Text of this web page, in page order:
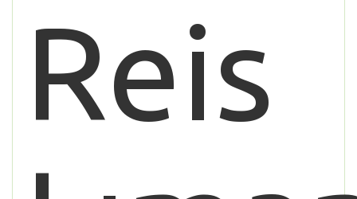
Reis